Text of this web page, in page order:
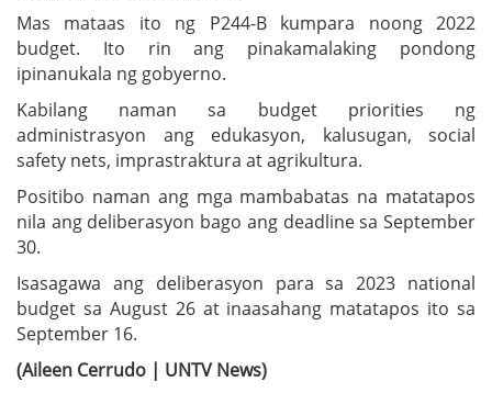
Mas mataas ito ng P244-B kumpara noong 2022
budget. Ito rin ang pinakamalaking pondong
ipinanukala ng gobyerno.
Kabilang naman sa budget priorities ng
administrasyon ang edukasyon, kalusugan, social
safety nets, imprastraktura at agrikultura.
Positibo naman ang mga mambabatas na matatapos
nila ang deliberasyon bago ang deadline sa September
30.
Isasagawa ang deliberasyon para sa 2023 national
budget sa August 26 at inaasahang matatapos ito sa
September 16.
(Aileen Cerrudo | UNTV News)